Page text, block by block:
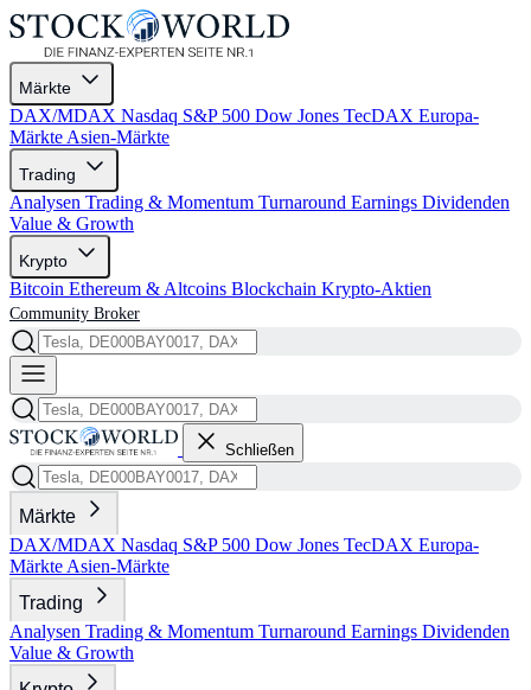
Märkte
DAX/MDAX Nasdaq S&P 500 Dow Jones TecDAX Europa-
Märkte Asien-Märkte
Trading
Analysen Trading & Momentum Turnaround Earnings Dividenden
Value & Growth
Krypto
Bitcoin Ethereum & Altcoins Blockchain Krypto-Aktien
Community Broker
Schließen
Märkte
DAX/MDAX Nasdaq S&P 500 Dow Jones TecDAX Europa-
Märkte Asien-Märkte
Trading
Analysen Trading & Momentum Turnaround Earnings Dividenden
Value & Growth